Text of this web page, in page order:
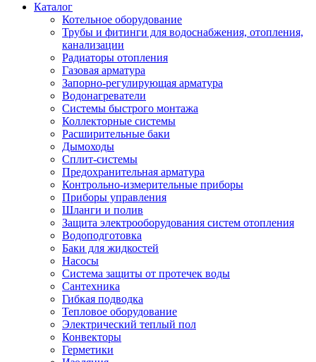
Каталог
Котельное оборудование
Трубы и фитинги для водоснабжения, отопления,
канализации
Радиаторы отопления
Газовая арматура
Запорно-регулирующая арматура
Водонагреватели
Системы быстрого монтажа
Коллекторные системы
Расширительные баки
Дымоходы
Сплит-системы
Предохранительная арматура
Контрольно-измерительные приборы
Приборы управления
Шланги и полив
Защита электрооборудования систем отопления
Водоподготовка
Баки для жидкостей
Насосы
Система защиты от протечек воды
Сантехника
Гибкая подводка
Тепловое оборудование
Электрический теплый пол
Конвекторы
Герметики